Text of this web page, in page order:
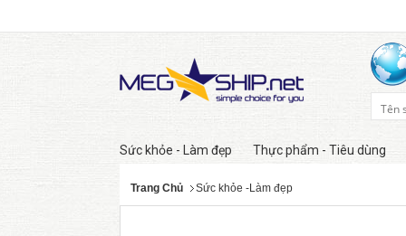
Sức khỏe - Làm đẹp Thực phẩm - Tiêu dùng
Trang Chủ Sức khỏe -Làm đẹp